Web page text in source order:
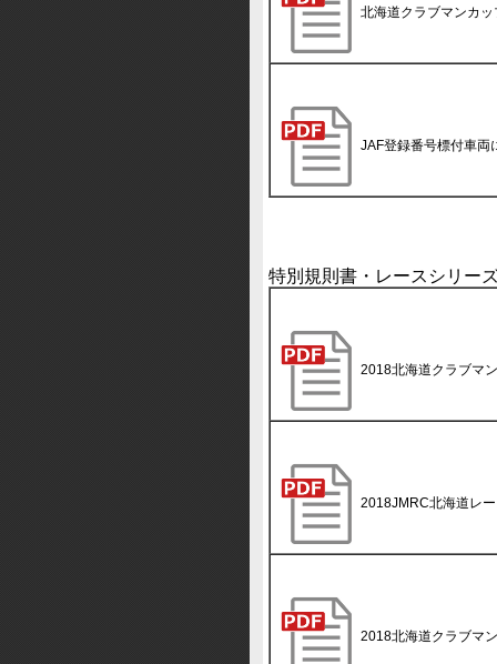
北海道クラブマンカ
JAF登録番号標付車両
特別規則書・レースシリー
2018北海道クラブマ
2018JMRC北海道レ
2018北海道クラブマ